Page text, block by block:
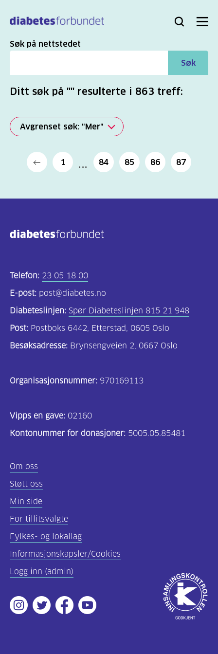
hovedinnhold
Bli
Logg
Søk Meny
Søk
Søk på nettstedet
Søk
Ditt søk på "" resulterte i 863 treff:
Avgrenset søk: "Mer"
Alle
(2817)
(863)
og
Tilbud
(591)
(316)
helsepersonell
(169)
innhold
(68)
Diabetes
type
1
(56)
Diabetes
2
1 84 85 86 87
Telefon: 23 05 18 00
E-post: post@diabetes.no
Diabeteslinjen: Spør Diabeteslinjen 815 21 948
Post: Postboks 6442, Etterstad, 0605 Oslo
Besøksadresse: Brynsengveien 2, 0667 Oslo
Organisasjonsnummer: 970169113
Vipps en gave: 02160
Kontonummer for donasjoner: 5005.05.85481
Om oss
Støtt oss
Min side
For tillitsvalgte
Fylkes- og lokallag
Informasjonskapsler/Cookies
Logg inn (admin)
Instagram
TwitterFacebookYoutube
Godkjent
av